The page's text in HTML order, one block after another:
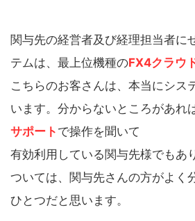
関与先の経営者及び経理担当者に
テムは、最上位機種のFX4クラウ
こちらのお客さんは、本当にシス
います。分からないところがあれ
サポート で操作を聞いて
有効利用している関与先様でもあ
ついては、関与先さんの方がよく
ひとつだと思います。